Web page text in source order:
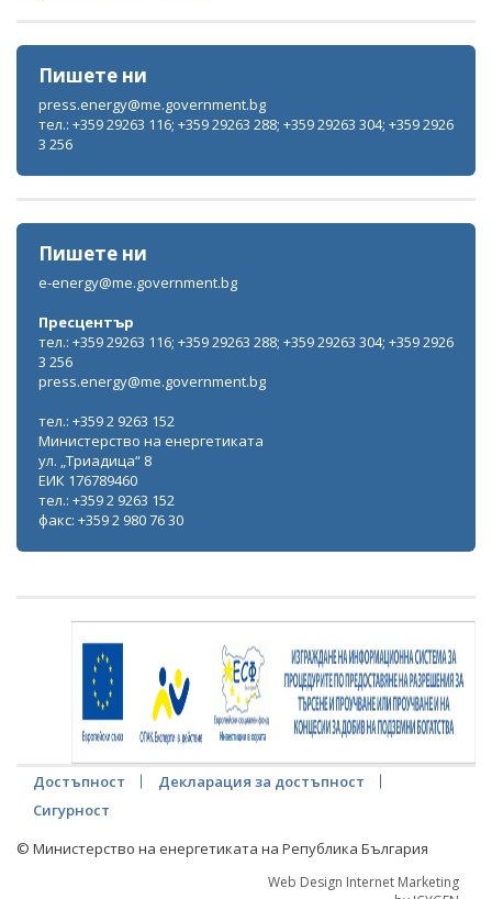
Пишете ни
press.energy@me.government.bg
тел.: +359 29263 116; +359 29263 288; +359 29263 304; +359 2926
3 256
Пишете ни
e-energy@me.government.bg
Пресцентър
тел.: +359 29263 116; +359 29263 288; +359 29263 304; +359 2926
3 256
press.energy@me.government.bg
тел.: +359 2 9263 152
Министерство на енергетиката
ул. „Триадица“ 8
ЕИК 176789460
тел.: +359 2 9263 152
факс: +359 2 980 76 30
Достъпност
Декларация за достъпност
Сигурност
© Министерство на енергетиката на Република България
Web Design Internet Marketing